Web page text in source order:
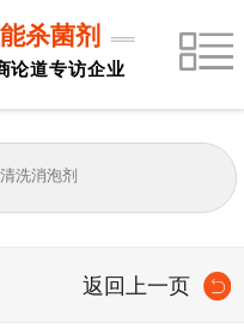
杀菌剂
论道专访企业
返回上一页